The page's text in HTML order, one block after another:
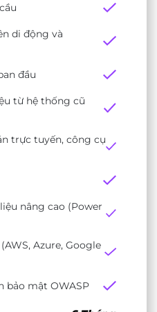
di động và
đầu
từ hệ thống cũ
trực tuyến, công cụ
nâng cao (Power
Azure, Google
bảo mật OWASP